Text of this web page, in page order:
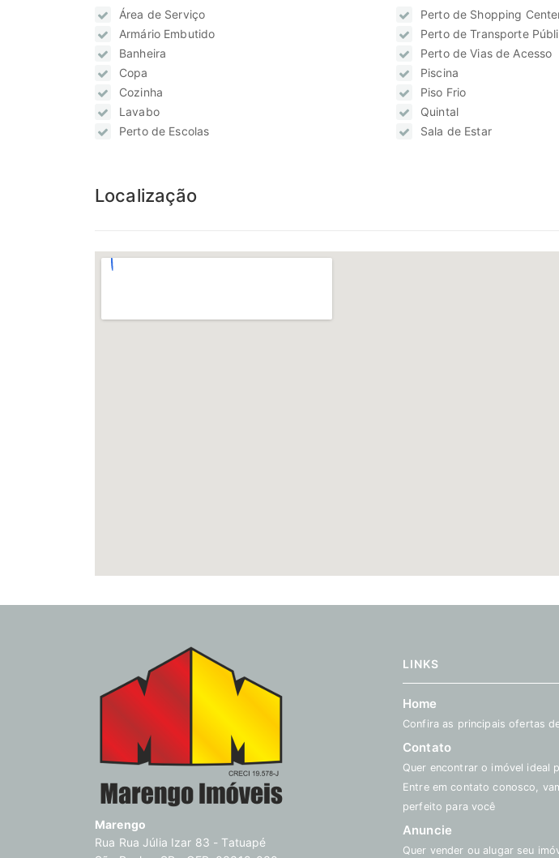
Área de Serviço
Armário Embutido
Banheira
Copa
Cozinha
Lavabo
Perto de Escolas
Perto de Shopping
Perto de Transporte
Perto de Vias de Acesso
Piscina
Piso Frio
Quintal
Sala de Estar
Localização
Marengo
Rua Rua Júlia Izar 83 - Tatuapé
LINKS
Home
Confira as principais ofertas
Contato
Quer encontrar o imóvel ideal
Entre em contato conosco,
perfeito para você
Anuncie
Quer vender ou alugar seu